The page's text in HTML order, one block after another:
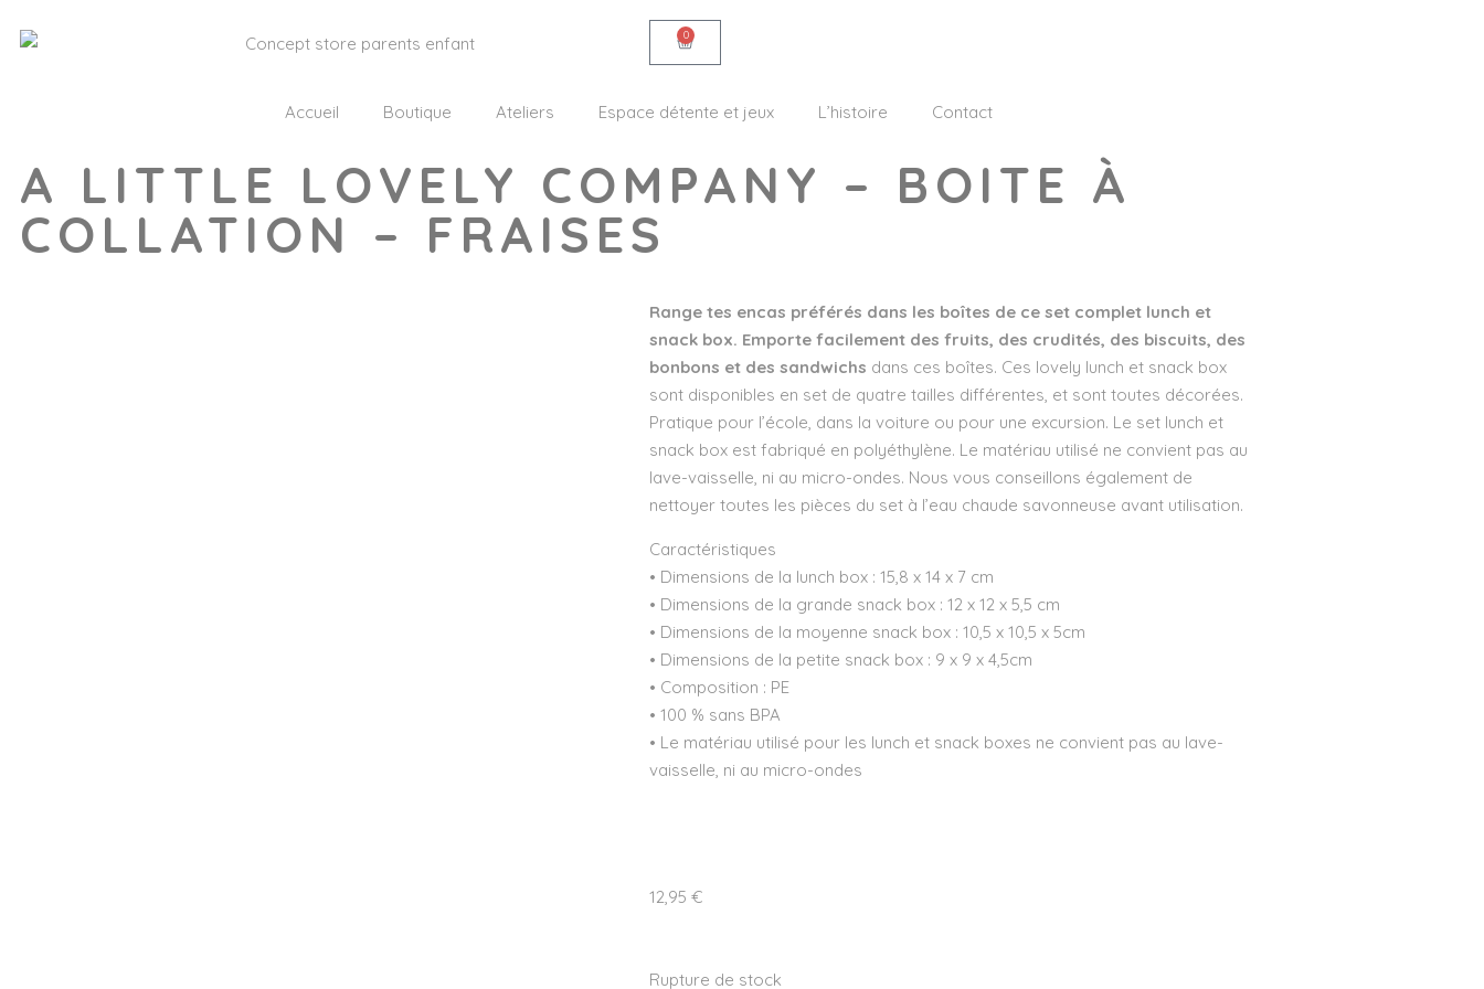
0
Accueil Boutique Ateliers Espace détente et jeux L’histoire Contact
A LITTLE LOVELY COMPANY – BOITE À
COLLATION – FRAISES
Range tes encas préférés dans les boîtes de ce set complet lunch et
snack box. Emporte facilement des fruits, des crudités, des biscuits, des
bonbons et des sandwichs dans ces boîtes. Ces lovely lunch et snack box
sont disponibles en set de quatre tailles différentes, et sont toutes décorées.
Pratique pour l’école, dans la voiture ou pour une excursion. Le set lunch et
snack box est fabriqué en polyéthylène. Le matériau utilisé ne convient pas au
lave-vaisselle, ni au micro-ondes. Nous vous conseillons également de
nettoyer toutes les pièces du set à l’eau chaude savonneuse avant utilisation.
Caractéristiques
• Dimensions de la lunch box : 15,8 x 14 x 7 cm
• Dimensions de la grande snack box : 12 x 12 x 5,5 cm
• Dimensions de la moyenne snack box : 10,5 x 10,5 x 5cm
• Dimensions de la petite snack box : 9 x 9 x 4,5cm
• Composition : PE
• 100 % sans BPA
• Le matériau utilisé pour les lunch et snack boxes ne convient pas au lave-
vaisselle, ni au micro-ondes
12,95 €
Rupture de stock